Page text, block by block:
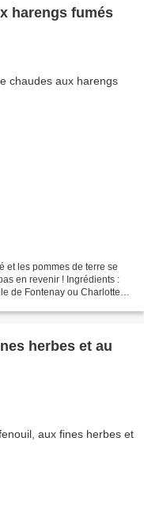
harengs fumés
et les pommes de terre se
en revenir ! Ingrédients :
de Fontenay ou Charlotte).
herbes et au